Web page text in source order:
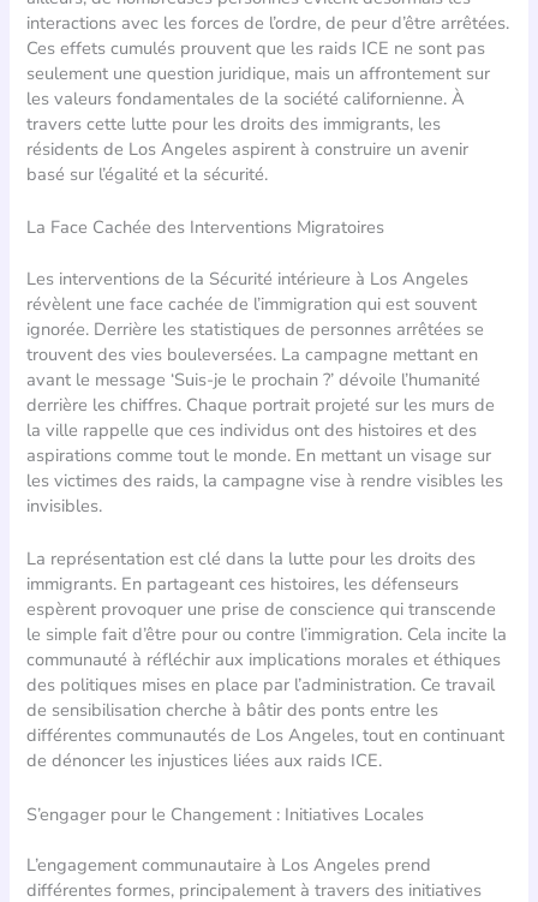
interactions avec les forces de l’ordre, de peur d’être arrêtées.
Ces effets cumulés prouvent que les raids ICE ne sont pas
seulement une question juridique, mais un affrontement sur
les valeurs fondamentales de la société californienne. À
travers cette lutte pour les droits des immigrants, les
résidents de Los Angeles aspirent à construire un avenir
basé sur l’égalité et la sécurité.
La Face Cachée des Interventions Migratoires
Les interventions de la Sécurité intérieure à Los Angeles
révèlent une face cachée de l’immigration qui est souvent
ignorée. Derrière les statistiques de personnes arrêtées se
trouvent des vies bouleversées. La campagne mettant en
avant le message ‘Suis-je le prochain ?’ dévoile l’humanité
derrière les chiffres. Chaque portrait projeté sur les murs de
la ville rappelle que ces individus ont des histoires et des
aspirations comme tout le monde. En mettant un visage sur
les victimes des raids, la campagne vise à rendre visibles les
invisibles.
La représentation est clé dans la lutte pour les droits des
immigrants. En partageant ces histoires, les défenseurs
espèrent provoquer une prise de conscience qui transcende
le simple fait d’être pour ou contre l’immigration. Cela incite la
communauté à réfléchir aux implications morales et éthiques
des politiques mises en place par l’administration. Ce travail
de sensibilisation cherche à bâtir des ponts entre les
différentes communautés de Los Angeles, tout en continuant
de dénoncer les injustices liées aux raids ICE.
S’engager pour le Changement : Initiatives Locales
L’engagement communautaire à Los Angeles prend
différentes formes, principalement à travers des initiatives